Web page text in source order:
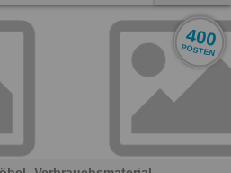
400
POSTEN